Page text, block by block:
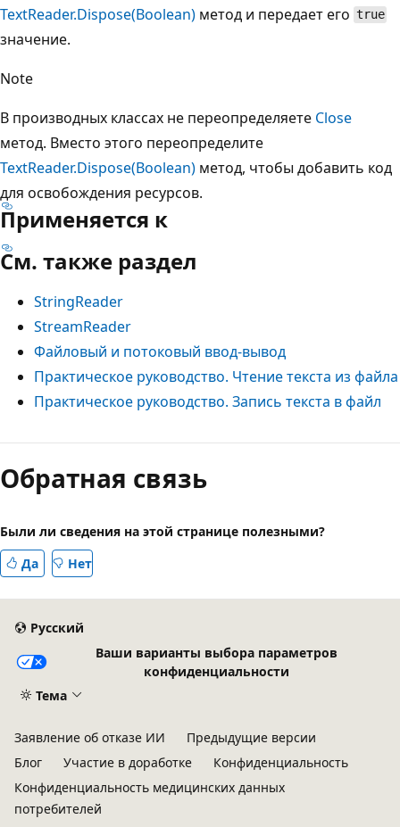
TextReader.Dispose(Boolean) метод и передает его true
значение.
Note
В производных классах не переопределяете Close
метод. Вместо этого переопределите
TextReader.Dispose(Boolean) метод, чтобы добавить код
для освобождения ресурсов.
Применяется к
См. также раздел
StringReader
StreamReader
Файловый и потоковый ввод-вывод
Практическое руководство. Чтение текста из файла
Практическое руководство. Запись текста в файл
Режим
чтения
выключен
Обратная связь
Были ли сведения на этой странице полезными?
Да
Нет
Русский
Ваши варианты выбора параметров
конфиденциальности
Тема
Заявление об отказе ИИ
Предыдущие версии
Блог
Участие в доработке
Конфиденциальность
Конфиденциальность медицинских данных
потребителей